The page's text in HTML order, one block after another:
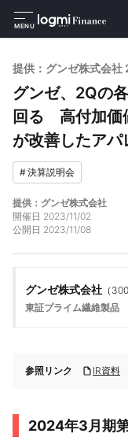
MENU
提供：グンゼ株式会
グンゼ、2Qの
回る 高付加価
が改善したアパ
#決算説明会
提供：グンゼ株式会社
開催日 2023/11/02
公開日 2023/11/08
グンゼ株式会社 （
東証プライム繊維製品
参照リンク IR資料
2024年3月期